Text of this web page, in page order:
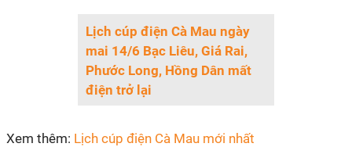
Lịch cúp điện Cà Mau ngày
mai 14/6 Bạc Liêu, Giá Rai,
Phước Long, Hồng Dân mất
điện trở lại
Xem thêm: Lịch cúp điện Cà Mau mới nhất